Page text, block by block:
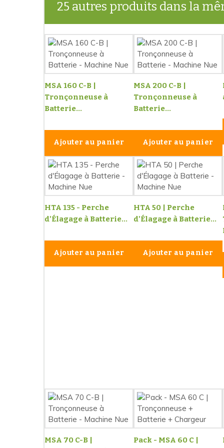
25 autres produits dans la
MSA 160 C-B |
Tronçonneuse à
Batterie...
Ajouter au panier
MSA 200 C-B |
Tronçonneuse à
Batterie...
Ajouter au panier
HTA 135 - Perche
d'Élagage à Batterie...
Ajouter au panier
HTA 50 | Perche
d'Élagage à Batterie...
Ajouter au panier
MSA 70 C-B |
Pack - MSA 60 C |